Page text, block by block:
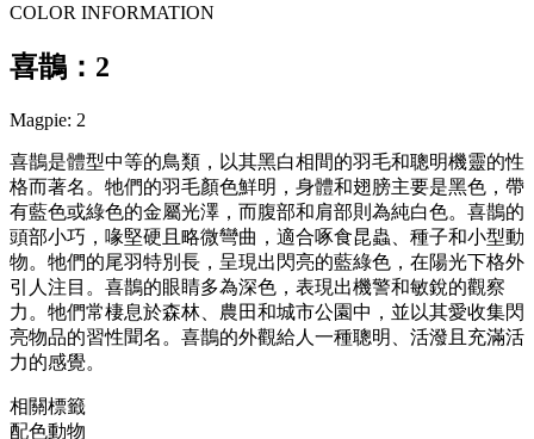
COLOR INFORMATION
喜鵲：2
Magpie: 2
喜鵲是體型中等的鳥類，以其黑白相間的羽毛和聰明機靈的性
格而著名。牠們的羽毛顏色鮮明，身體和翅膀主要是黑色，帶
有藍色或綠色的金屬光澤，而腹部和肩部則為純白色。喜鵲的
頭部小巧，喙堅硬且略微彎曲，適合啄食昆蟲、種子和小型動
物。牠們的尾羽特別長，呈現出閃亮的藍綠色，在陽光下格外
引人注目。喜鵲的眼睛多為深色，表現出機警和敏銳的觀察
力。牠們常棲息於森林、農田和城市公園中，並以其愛收集閃
亮物品的習性聞名。喜鵲的外觀給人一種聰明、活潑且充滿活
力的感覺。
相關標籤
配色動物